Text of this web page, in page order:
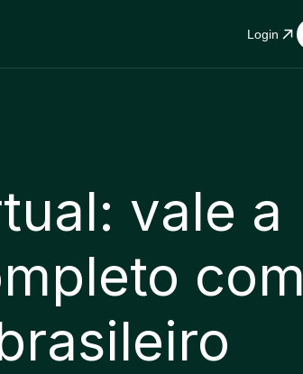
Login
vale a
com